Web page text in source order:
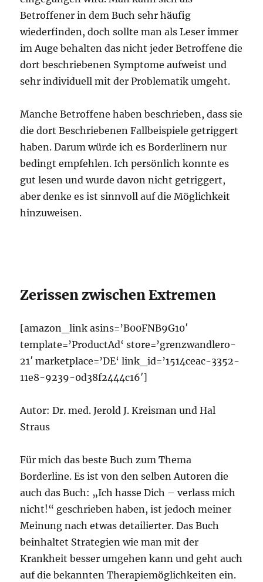
Betroffener in dem Buch sehr häufig
wiederfinden, doch sollte man als Leser immer
im Auge behalten das nicht jeder Betroffene die
dort beschriebenen Symptome aufweist und
sehr individuell mit der Problematik umgeht.
Manche Betroffene haben beschrieben, dass sie
die dort Beschriebenen Fallbeispiele getriggert
haben. Darum würde ich es Borderlinern nur
bedingt empfehlen. Ich persönlich konnte es
gut lesen und wurde davon nicht getriggert,
aber denke es ist sinnvoll auf die Möglichkeit
hinzuweisen.
Zerissen zwischen Extremen
[amazon_link asins=’B00FNB9G10′
template=’ProductAd‘ store=’grenzwandlero-
21′ marketplace=’DE‘ link_id=’1514ceac-3352-
11e8-9239-0d38f2444c16′]
Autor: Dr. med. Jerold J. Kreisman und Hal
Straus
Für mich das beste Buch zum Thema
Borderline. Es ist von den selben Autoren die
auch das Buch: „Ich hasse Dich – verlass mich
nicht!“ geschrieben haben, ist jedoch meiner
Meinung nach etwas detailierter. Das Buch
beinhaltet Strategien wie man mit der
Krankheit besser umgehen kann und geht auch
auf die bekannten Therapiemöglichkeiten ein.